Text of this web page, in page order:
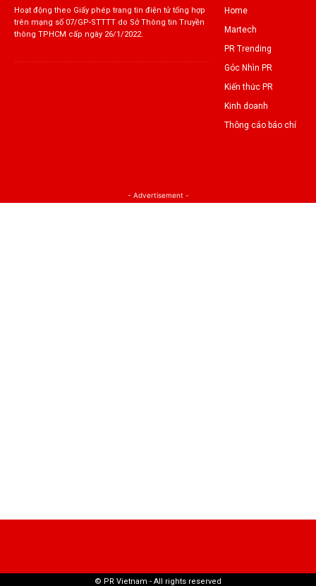
Hoạt động theo Giấy phép trang tin điện tử tổng hợp
trên mạng số 07/GP-STTTT do Sở Thông tin Truyền
thông TPHCM cấp ngày 26/1/2022.
Home
Martech
PR Trending
Góc Nhìn PR
Kiến thức PR
Kinh doanh
Thông cáo báo chí
- Advertisement -
© PR Vietnam - All rights reserved